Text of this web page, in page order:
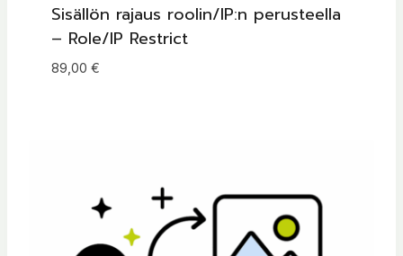
Sisällön rajaus roolin/IP:n perusteella
– Role/IP Restrict
89,00 €